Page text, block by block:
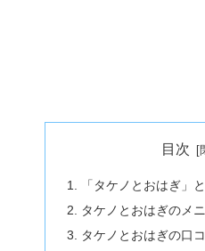
目次
「タケノとおはぎ」
タケノとおはぎのメ
タケノとおはぎの口